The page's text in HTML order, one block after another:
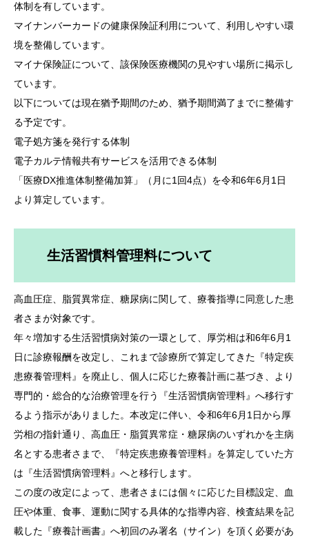
体制を有しています。
マイナンバーカードの健康保険証利用について、利用しやすい環
境を整備しています。
マイナ保険証について、該保険医療機関の見やすい場所に掲示し
ています。
以下については現在猶予期間のため、猶予期間満了までに整備す
る予定です。
電子処方箋を発行する体制
電子カルテ情報共有サービスを活用できる体制
「医療DX推進体制整備加算」（月に1回4点）を令和6年6月1日
より算定しています。
生活習慣料管理料について
高血圧症、脂質異常症、糖尿病に関して、療養指導に同意した患
者さまが対象です。
年々増加する生活習慣病対策の一環として、厚労相は和6年6月1
日に診療報酬を改定し、これまで診療所で算定してきた『特定疾
患療養管理料』を廃止し、個人に応じた療養計画に基づき、より
専門的・総合的な治療管理を行う『生活習慣病管理料』へ移行す
るよう指示がありました。本改定に伴い、令和6年6月1日から厚
労相の指針通り、高血圧・脂質異常症・糖尿病のいずれかを主病
名とする患者さまで、『特定疾患療養管理料』を算定していた方
は『生活習慣病管理料』へと移行します。
この度の改定によって、患者さまには個々に応じた目標設定、血
圧や体重、食事、運動に関する具体的な指導内容、検査結果を記
載した『療養計画書』へ初回のみ署名（サイン）を頂く必要があ